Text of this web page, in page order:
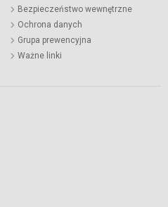
Bezpieczeństwo wewnętrzne
Ochrona danych
Grupa prewencyjna
Ważne linki